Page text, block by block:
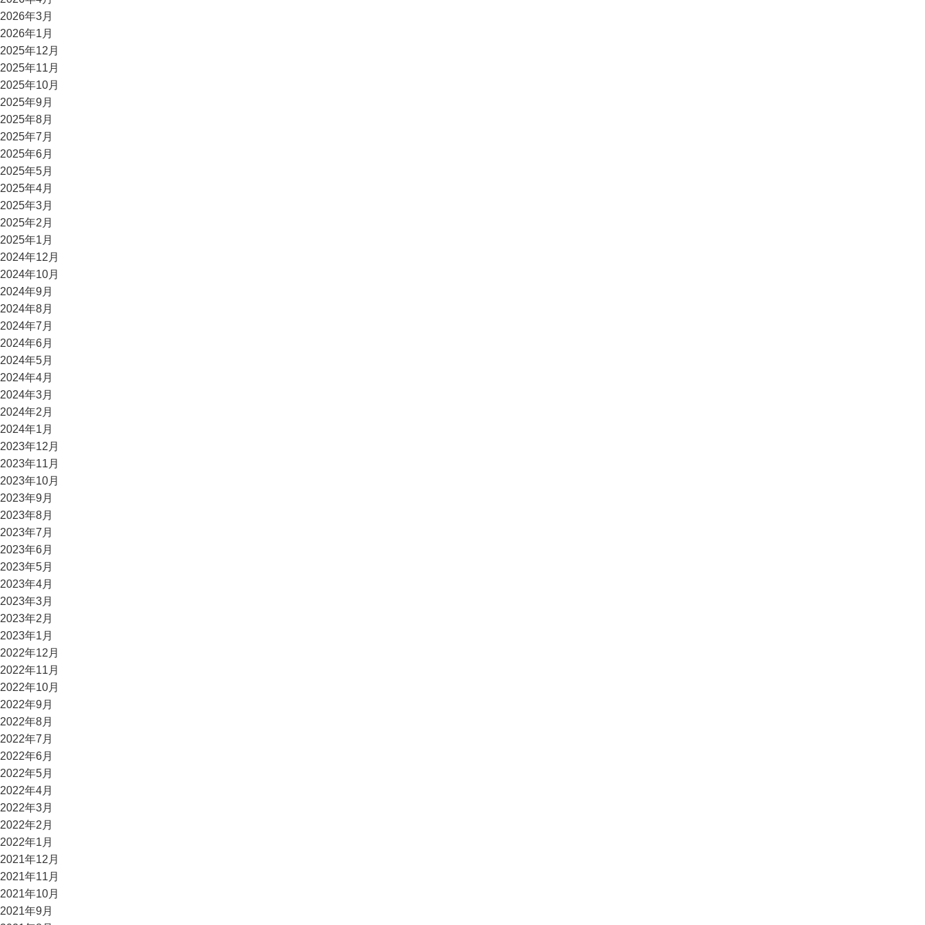
2026年3月
2026年1月
2025年12月
2025年11月
2025年10月
2025年9月
2025年8月
2025年7月
2025年6月
2025年5月
2025年4月
2025年3月
2025年2月
2025年1月
2024年12月
2024年10月
2024年9月
2024年8月
2024年7月
2024年6月
2024年5月
2024年4月
2024年3月
2024年2月
2024年1月
2023年12月
2023年11月
2023年10月
2023年9月
2023年8月
2023年7月
2023年6月
2023年5月
2023年4月
2023年3月
2023年2月
2023年1月
2022年12月
2022年11月
2022年10月
2022年9月
2022年8月
2022年7月
2022年6月
2022年5月
2022年4月
2022年3月
2022年2月
2022年1月
2021年12月
2021年11月
2021年10月
2021年9月